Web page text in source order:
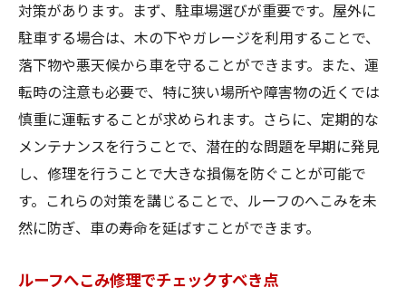
対策があります。まず、駐車場選びが重要です。屋外に
駐車する場合は、木の下やガレージを利用することで、
落下物や悪天候から車を守ることができます。また、運
転時の注意も必要で、特に狭い場所や障害物の近くでは
慎重に運転することが求められます。さらに、定期的な
メンテナンスを行うことで、潜在的な問題を早期に発見
し、修理を行うことで大きな損傷を防ぐことが可能で
す。これらの対策を講じることで、ルーフのへこみを未
然に防ぎ、車の寿命を延ばすことができます。
ルーフへこみ修理でチェックすべき点